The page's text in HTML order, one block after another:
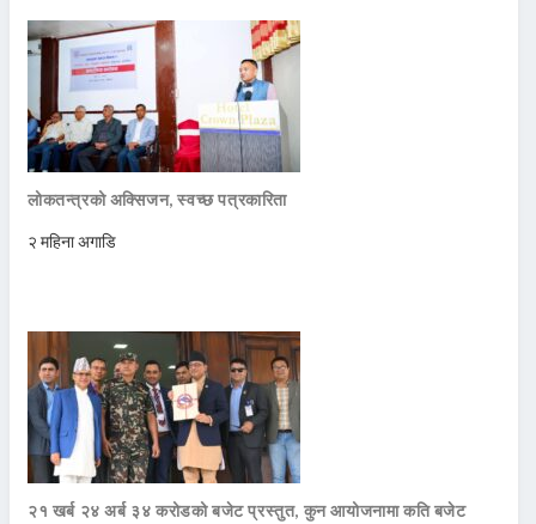
लोकतन्त्रको अक्सिजन, स्वच्छ पत्रकारिता
२ महिना अगाडि
२१ खर्ब २४ अर्ब ३४ करोडको बजेट प्रस्तुत, कुन आयोजनामा कति बजेट